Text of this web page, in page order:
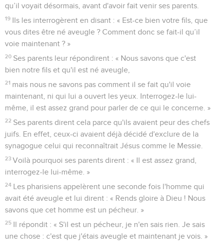
qu’il voyait désormais, avant d'avoir fait venir ses parents.
19 Ils les interrogèrent en disant : « Est-ce bien votre fils, que
vous dites être né aveugle ? Comment donc se fait-il qu’il
voie maintenant ? »
20 Ses parents leur répondirent : « Nous savons que c'est
bien notre fils et qu'il est né aveugle,
21 mais nous ne savons pas comment il se fait qu'il voie
maintenant, ni qui lui a ouvert les yeux. Interrogez-le lui-
même, il est assez grand pour parler de ce qui le concerne. »
22 Ses parents dirent cela parce qu'ils avaient peur des chefs
juifs. En effet, ceux-ci avaient déjà décidé d'exclure de la
synagogue celui qui reconnaîtrait Jésus comme le Messie.
23 Voilà pourquoi ses parents dirent : « Il est assez grand,
interrogez-le lui-même. »
24 Les pharisiens appelèrent une seconde fois l'homme qui
avait été aveugle et lui dirent : « Rends gloire à Dieu ! Nous
savons que cet homme est un pécheur. »
25 Il répondit : « S'il est un pécheur, je n'en sais rien. Je sais
une chose : c'est que j'étais aveugle et maintenant je vois. »